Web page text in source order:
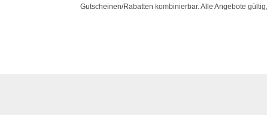
Gutscheinen/Rabatten kombinierbar. Alle Angebote